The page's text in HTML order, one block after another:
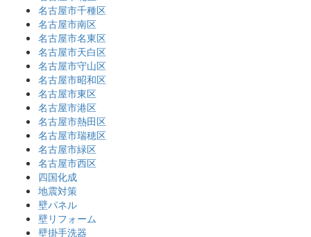
名古屋市千種区
名古屋市南区
名古屋市名東区
名古屋市天白区
名古屋市守山区
名古屋市昭和区
名古屋市東区
名古屋市港区
名古屋市熱田区
名古屋市瑞穂区
名古屋市緑区
名古屋市西区
四国化成
地震対策
壁パネル
壁リフォーム
壁掛手洗器